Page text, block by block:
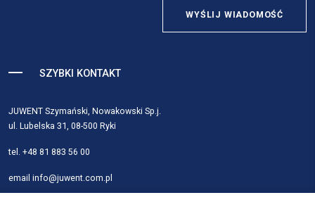
SZYBKI KONTAKT
JUWENT Szymański, Nowakowski Sp.j.
ul. Lubelska 31, 08-500 Ryki
tel. +48 81 883 56 00
email info@juwent.com.pl
WYŚLIJ WIADOMOŚĆ